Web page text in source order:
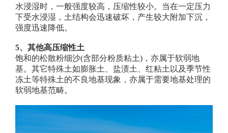
水浸湿时，一般强度较高，压缩性较小。当在一定压力
下受水浸湿，土结构会迅速破坏，产生较大附加下沉，
强度迅速降低。
5、 其他高压缩性土
饱和的松散粉细沙(含部分粉质粘土)，亦属于软弱地
基。其它特殊土如膨胀土、盐渍土、红粘土以及季节性
冻土等特殊土的不良地基现象，亦属于需要地基处理的
软弱地基范畴。